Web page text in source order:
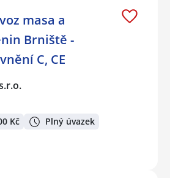
masa a
Brniště -
C, CE
Kč Plný úvazek